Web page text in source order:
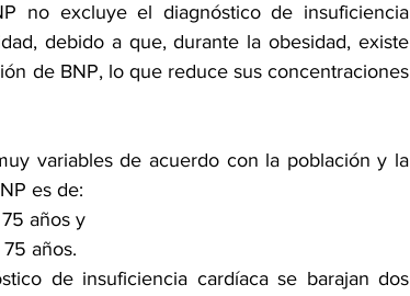
no excluye el diagnóstico de insuficiencia
debido a que, durante la obesidad, existe
de BNP, lo que reduce sus concentraciones
variables de acuerdo con la población y la
es de:
años y
años.
de insuficiencia cardíaca se barajan dos